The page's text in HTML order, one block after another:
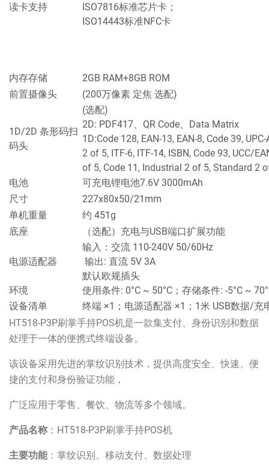
读卡支持
ISO7816标准芯片卡；
ISO14443标准NFC卡
内存存储
2GB RAM+8GB ROM
前置摄像头
(200万像素 定焦 选配)
1D/2D 条形码扫
码头
(选配)
2D: PDF417、QR Code、Data Matrix
1D:Code 128, EAN-13, EAN-8, Code 39,
2 of 5, ITF-6, ITF-14, ISBN, Code 93, UCC/
of 5, Code 11, Industrial 2 of 5, Standard 2
电池
可充电锂电池7.6V 3000mAh
尺寸
227х80х50/21mm
单机重量
约 451g
底座
（选配）充电与USB端口扩展功能
电源适配器
输入：交流 110-240V 50/60Hz
输出: 直流 5V 3A
默认欧规插头
环境
使用条件: 0°C ~ 50°C；存储条件: -5°C ~
设备清单
终端 ×1；电源适配器 ×1；1米 USB数据/充
HT518-P3P刷掌手持POS机是一款集支付、身份识别和数据
处理于一体的便携式终端设备。
该设备采用先进的掌纹识别技术，提供高度安全、快速、便
捷的支付和身份验证功能，
广泛应用于零售、餐饮、物流等多个领域。
产品名称 ：HT518-P3P刷掌手持POS机
主要功能：掌纹识别、移动支付、数据处理